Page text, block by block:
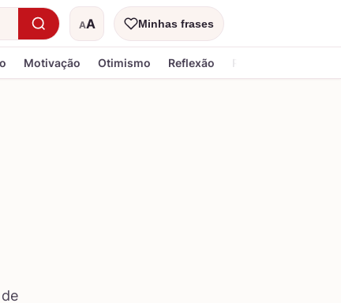
AA
Tamanho do textoMinhas frases
Motivação Otimismo Reflexão Religiosa